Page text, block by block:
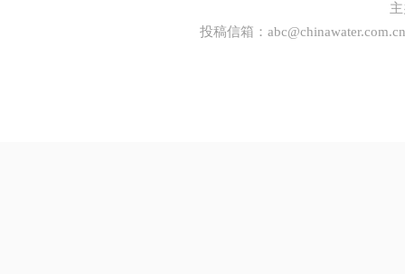
投稿信箱： abc@chinawater.com.cn